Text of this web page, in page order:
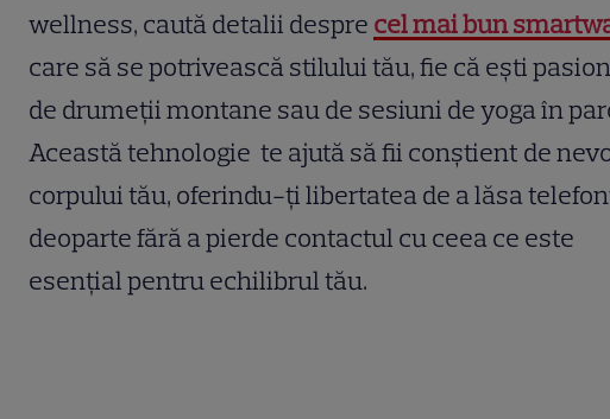
wellness, caută detalii despre cel mai bun
care să se potrivească stilului tău, fie că ești
de drumeții montane sau de sesiuni de yoga în
Această tehnologie te ajută să fii conștient de
corpului tău, oferindu-ți libertatea de a lăsa
deoparte fără a pierde contactul cu ceea ce este
esențial pentru echilibrul tău.